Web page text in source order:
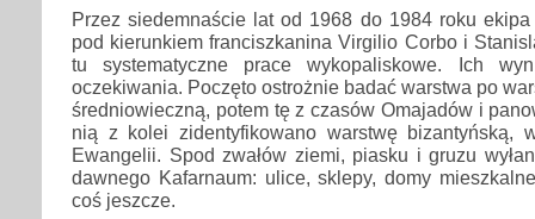
Przez siedemnaście lat od 1968 do 1984 roku ekipa
pod kierunkiem franciszkanina Virgilio Corbo i
tu systematyczne prace wykopaliskowe. Ich
oczekiwania. Poczęto ostrożnie badać warstwa po
średniowieczną, potem tę z czasów Omajadów i
nią z kolei zidentyfikowano warstwę bizantyńską,
Ewangelii. Spod zwałów ziemi, piasku i gruzu
dawnego Kafarnaum: ulice, sklepy, domy
coś jeszcze.